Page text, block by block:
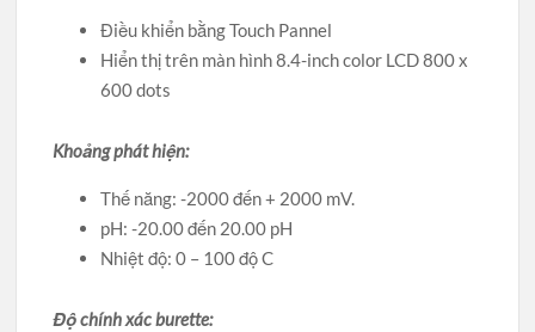
Điều khiển bằng Touch Pannel
Hiển thị trên màn hình 8.4-inch color LCD 800 x
600 dots
Khoảng phát hiện:
Thế năng: -2000 đến + 2000 mV.
pH: -20.00 đến 20.00 pH
Nhiệt độ: 0 – 100 độ C
Độ chính xác burette: